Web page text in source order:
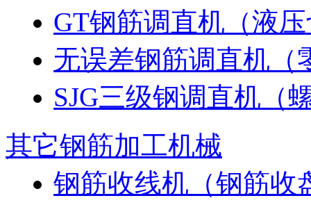
GT钢筋调直机（液
无误差钢筋调直机（
SJG三级钢调直机（
其它钢筋加工机械
钢筋收线机（钢筋收